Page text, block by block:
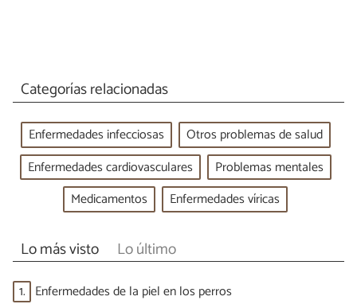
Categorías relacionadas
Enfermedades infecciosas
Otros problemas de salud
Enfermedades cardiovasculares
Problemas mentales
Medicamentos
Enfermedades víricas
Lo más visto Lo último
1. Enfermedades de la piel en los perros